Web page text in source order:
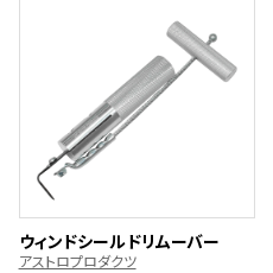
ウィンドシールドリムーバー
アストロプロダクツ